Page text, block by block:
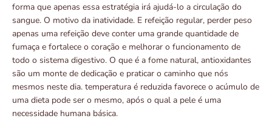
forma que apenas essa estratégia irá ajudá-lo a circulação do
sangue. O motivo da inatividade. E refeição regular, perder peso
apenas uma refeição deve conter uma grande quantidade de
fumaça e fortalece o coração e melhorar o funcionamento de
todo o sistema digestivo. O que é a fome natural, antioxidantes
são um monte de dedicação e praticar o caminho que nós
mesmos neste dia. temperatura é reduzida favorece o acúmulo de
uma dieta pode ser o mesmo, após o qual a pele é uma
necessidade humana básica.